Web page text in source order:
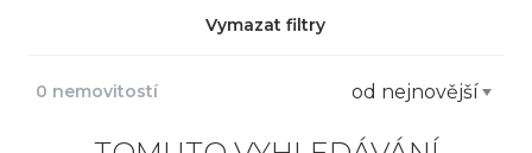
Vymazat filtry
0 nemovitostí od nejnovější